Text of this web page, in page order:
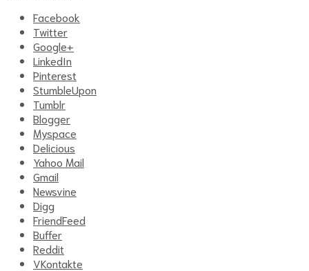
Facebook
Twitter
Google+
LinkedIn
Pinterest
StumbleUpon
Tumblr
Blogger
Myspace
Delicious
Yahoo Mail
Gmail
Newsvine
Digg
FriendFeed
Buffer
Reddit
VKontakte